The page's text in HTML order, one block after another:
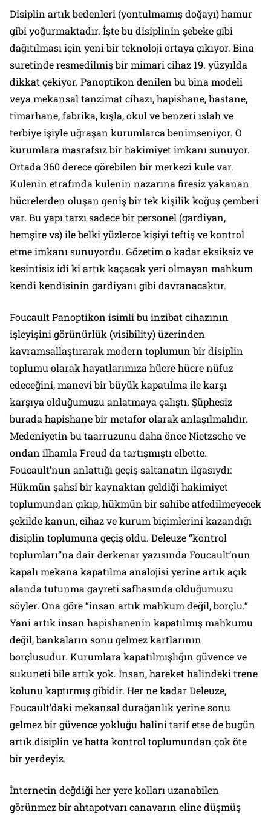
Disiplin artık bedenleri (yontulmamış doğayı) hamur
gibi yoğurmaktadır. İşte bu disiplinin şebeke gibi
dağıtılması için yeni bir teknoloji ortaya çıkıyor. Bina
suretinde resmedilmiş bir mimari cihaz 19. yüzyılda
dikkat çekiyor. Panoptikon denilen bu bina modeli
veya mekansal tanzimat cihazı, hapishane, hastane,
timarhane, fabrika, kışla, okul ve benzeri ıslah ve
terbiye işiyle uğraşan kurumlarca benimseniyor. O
kurumlara masrafsız bir hakimiyet imkanı sunuyor.
Ortada 360 derece görebilen bir merkezi kule var.
Kulenin etrafında kulenin nazarına firesiz yakanan
hücrelerden oluşan geniş bir tek kişilik koğuş çemberi
var. Bu yapı tarzı sadece bir personel (gardiyan,
hemşire vs) ile belki yüzlerce kişiyi teftiş ve kontrol
etme imkanı sunuyordu. Gözetim o kadar eksiksiz ve
kesintisiz idi ki artık kaçacak yeri olmayan mahkum
kendi kendisinin gardiyanı gibi davranacaktır.
Foucault Panoptikon isimli bu inzibat cihazının
işleyişini görünürlük (visibility) üzerinden
kavramsallaştırarak modern toplumun bir disiplin
toplumu olarak hayatlarımıza hücre hücre nüfuz
edeceğini, manevi bir büyük kapatılma ile karşı
karşıya olduğumuzu anlatmaya çalıştı. Şüphesiz
burada hapishane bir metafor olarak anlaşılmalıdır.
Medeniyetin bu taarruzunu daha önce Nietzsche ve
ondan ilhamla Freud da tartışmıştı elbette.
Foucault’nun anlattığı geçiş saltanatın ilgasıydı:
Hükmün şahsi bir kaynaktan geldiği hakimiyet
toplumundan çıkıp, hükmün bir sahibe atfedilmeyecek
şekilde kanun, cihaz ve kurum biçimlerini kazandığı
disiplin toplumuna geçiş oldu. Deleuze “kontrol
toplumları”na dair derkenar yazısında Foucault’nun
kapalı mekana kapatılma analojisi yerine artık açık
alanda tutunma gayreti safhasında olduğumuzu
söyler. Ona göre “insan artık mahkum değil, borçlu.”
Yani artık insan hapishanenin kapatılmış mahkumu
değil, bankaların sonu gelmez kartlarının
borçlusudur. Kurumlara kapatılmışlığın güvence ve
sukuneti bile artık yok. İnsan, hareket halindeki trene
kolunu kaptırmış gibidir. Her ne kadar Deleuze,
Foucault’daki mekansal durağanlık yerine sonu
gelmez bir güvence yokluğu halini tarif etse de bugün
artık disiplin ve hatta kontrol toplumundan çok öte
bir yerdeyiz.
İnternetin değdiği her yere kolları uzanabilen
görünmez bir ahtapotvarı canavarın eline düşmüş